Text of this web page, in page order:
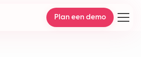
Plan een demo